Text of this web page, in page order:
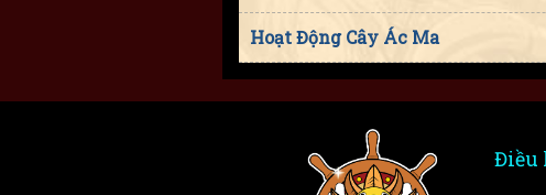
Hoạt Động Cây Ác Ma
Điều